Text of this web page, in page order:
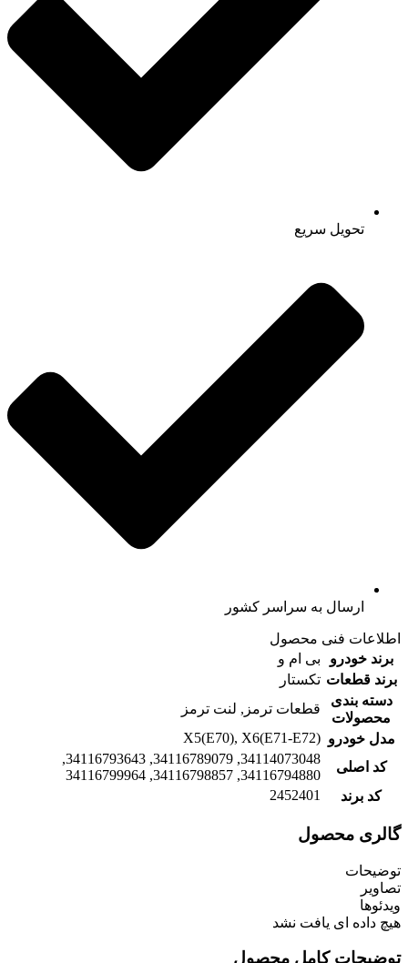
تحویل سریع
ارسال به سراسر کشور
اطلاعات فنی محصول
برند خودرو
بی ام و
برند قطعات تکستار
دسته بندی
محصولات
قطعات ترمز, لنت ترمز
مدل خودرو X5(E70), X6(E71-E72)
کد اصلی
34114073048, 34116789079, 34116793643,
34116794880, 34116798857, 34116799964
کد برند
2452401
گالری محصول
توضیحات
تصاویر
ویدئوها
هیچ داده ای یافت نشد
توضیحات کامل محصول